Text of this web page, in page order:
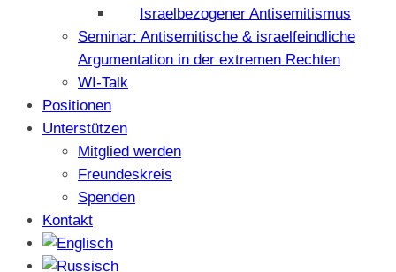
Israelbezogener Antisemitismus
Seminar: Antisemitische & israelfeindliche
Argumentation in der extremen Rechten
WI-Talk
Positionen
Unterstützen
Mitglied werden
Freundeskreis
Spenden
Kontakt